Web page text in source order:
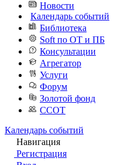
Новости
Календарь событий
Библиотека
Soft по ОТ и ПБ
Консультации
Агрегатор
Услуги
Форум
Золотой фонд
ССОТ
Календарь событий
Навигация
Регистрация